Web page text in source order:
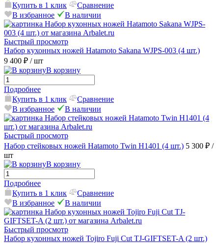
Купить в 1 клик
Сравнение
В избранное
В наличии
Быстрый просмотр
Набор кухонных ножей Hatamoto Sakana WJPS-003 (4 шт.)
9 400 ₽ / шт
В корзину
Подробнее
Купить в 1 клик
Сравнение
В избранное
В наличии
Быстрый просмотр
Набор стейковых ножей Hatamoto Twin H1401 (4 шт.) 5 300 ₽ /
шт
В корзину
Подробнее
Купить в 1 клик
Сравнение
В избранное
В наличии
Быстрый просмотр
Набор кухонных ножей Tojiro Fuji Cut TJ-GIFTSET-A (2 шт.)